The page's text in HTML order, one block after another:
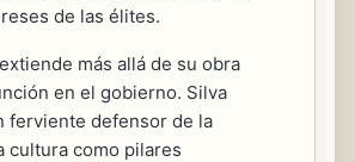
de las élites.
más allá de su obra
en el gobierno. Silva
ferviente defensor de la
cultura como pilares